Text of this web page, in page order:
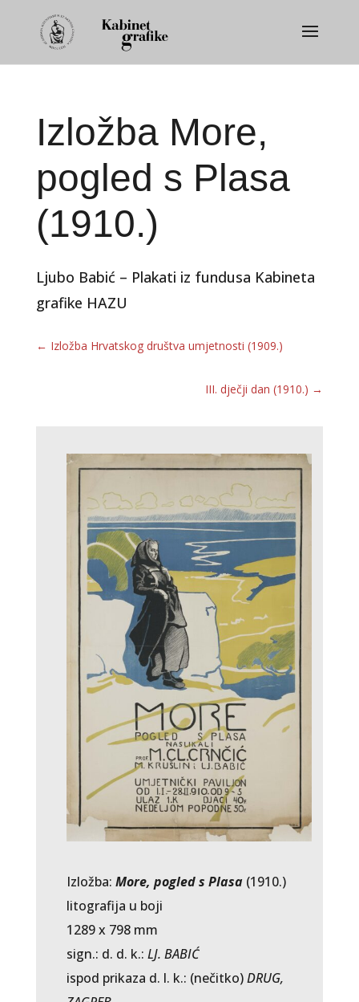
Izložba More,
pogled s Plasa
(1910.)
Ljubo Babić – Plakati iz fundusa Kabineta
grafike HAZU
← Izložba Hrvatskog društva umjetnosti (1909.)
III. dječji dan (1910.) →
Izložba: More, pogled s Plasa(1910.)
litografija u boji
1289 x 798 mm
sign.: d. d. k.: LJ. BABIĆ
ispod prikaza d. l. k.: (nečitko)DRUG,